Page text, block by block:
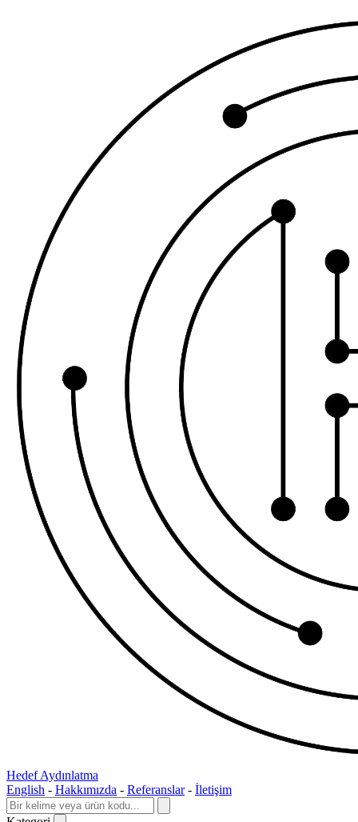
Hedef Aydınlatma
English - Hakkımızda - Referanslar - İletişim